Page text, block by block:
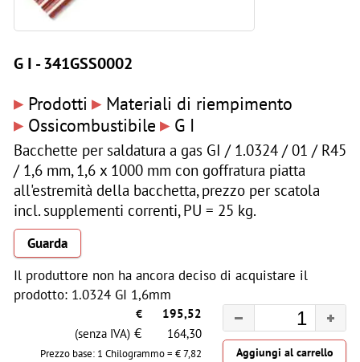
G I - 341GSS0002
▸ Prodotti ▸ Materiali di riempimento
▸ Ossicombustibile ▸ G I
Bacchette per saldatura a gas GI / 1.0324 / 01 / R45
/ 1,6 mm, 1,6 x 1000 mm con goffratura piatta
all'estremità della bacchetta, prezzo per scatola
incl. supplementi correnti, PU = 25 kg.
Guarda
Il produttore non ha ancora deciso di acquistare il
prodotto: 1.0324 GI 1,6mm
€
195,52
(senza IVA) € 164,30
Prezzo base: 1 Chilogrammo = €7,82